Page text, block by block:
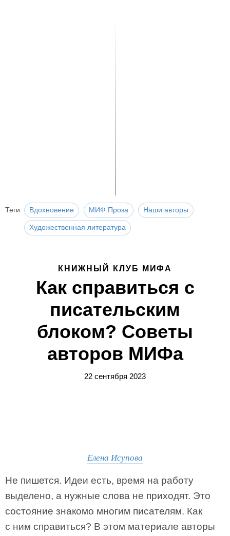
Теги Вдохновение МИФ.Проза Наши авторы
Художественная литература
КНИЖНЫЙ КЛУБ МИФА
Как справиться с
писательским
блоком? Советы
авторов МИФа
22 сентября 2023
Елена Исупова
Не пишется. Идеи есть, время на работу
выделено, а нужные слова не приходят. Это
состояние знакомо многим писателям. Как
с ним справиться? В этом материале авторы